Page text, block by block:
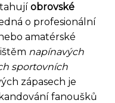
obrovské
o profesionální
amatérské
napínavých
sportovních
zápasech je
fanoušků